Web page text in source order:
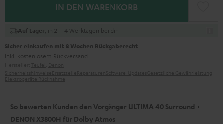
IN DEN WARENKORB
Auf Lager , in 2 – 4 Werktagen bei dir
Sicher einkaufen mit 8 Wochen Rückgaberecht
inkl. kostenlosem Rückversand
So bewerten Kunden den Vorgänger ULTIMA 40 Surround +
DENON X3800H für Dolby Atmos